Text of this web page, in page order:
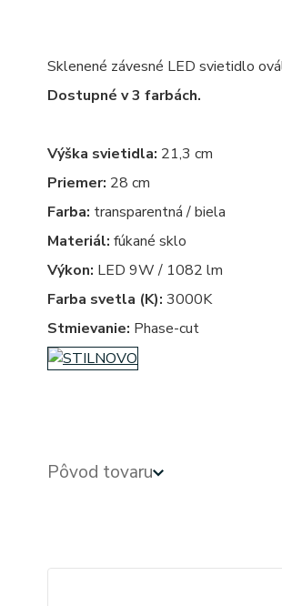
Sklenené závesné LED svietidlo
Dostupné v 3 farbách.
Výška svietidla: 21,3 cm
Priemer: 28 cm
Farba: transparentná / biela
Materiál: fúkané sklo
Výkon: LED 9W / 1082 lm
Farba svetla (K): 3000K
Stmievanie: Phase-cut
Pôvod tovaru